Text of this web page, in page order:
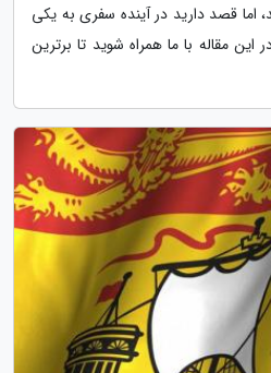
اما قصد دارید در آینده سفری به یکی
این مقاله با ما همراه شوید تا برترین